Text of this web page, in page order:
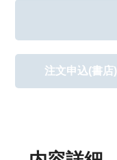
注文申込(書店)